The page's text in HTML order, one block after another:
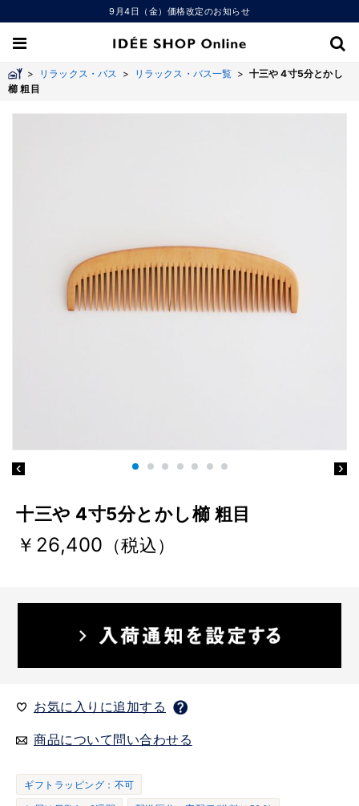
9月4日（金）価格改定のお知らせ
> リラックス・バス > リラックス・バス一覧 > 十三や 4寸5分とかし
櫛 粗目
十三や 4寸5分とかし櫛 粗目
￥26,400 （税込）
お気に入りに追加する
商品について問い合わせる
ギフトラッピング：不可